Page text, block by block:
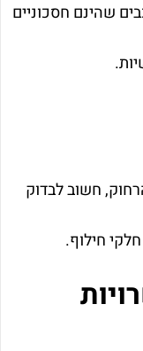
שהינם חסכוניים
חשוב לבדוק
חילוף.